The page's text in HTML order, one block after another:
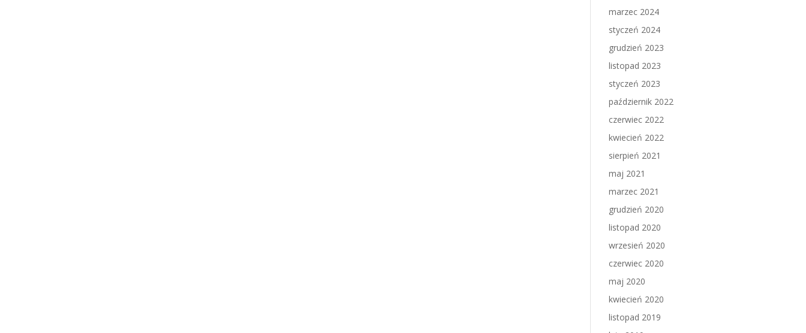
marzec 2024
styczeń 2024
grudzień 2023
listopad 2023
styczeń 2023
październik 2022
czerwiec 2022
kwiecień 2022
sierpień 2021
maj 2021
marzec 2021
grudzień 2020
listopad 2020
wrzesień 2020
czerwiec 2020
maj 2020
kwiecień 2020
listopad 2019